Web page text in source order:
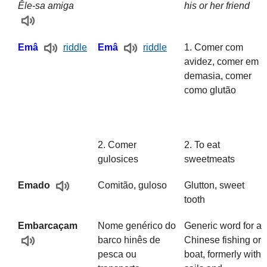
Êle-sa amiga his or her friend
Emâ riddle Emâ riddle
1. Comer com
avidez, comer em
demasia, comer
como glutão
2. Comer
gulosices
2. To eat
sweetmeats
Emado Comitão, guloso
Glutton, sweet
tooth
Embarcaçam
Nome genérico do
barco hinês de
pesca ou
Generic word for a
Chinese fishing or
boat, formerly with